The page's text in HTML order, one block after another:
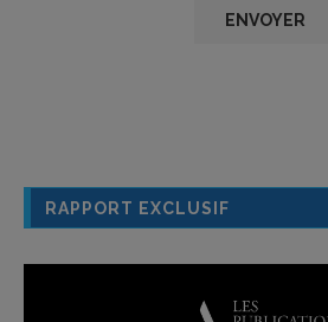
RAPPORT EXCLUSIF